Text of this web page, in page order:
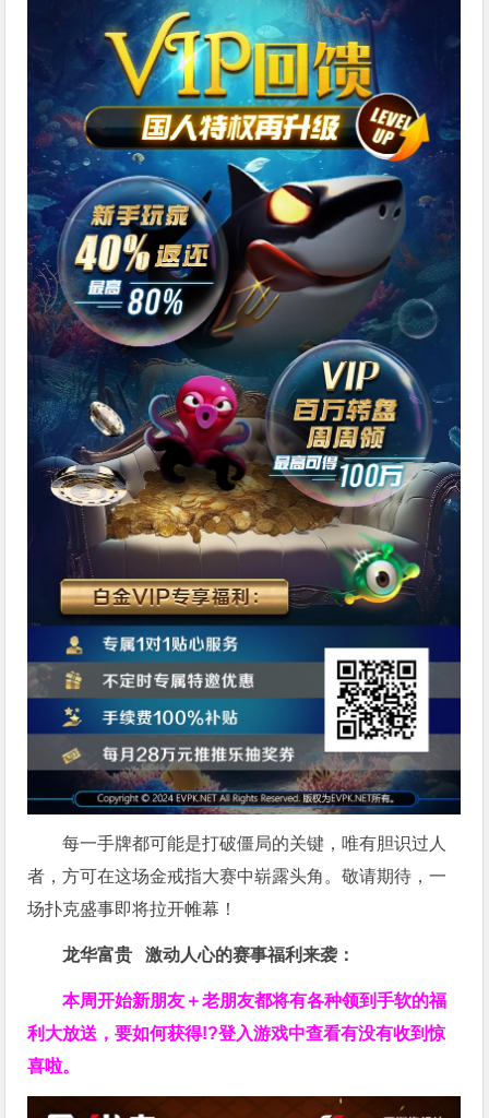
每一手牌都可能是打破僵局的关键，唯有胆识过人
者，方可在这场金戒指大赛中崭露头角。敬请期待，一
场扑克盛事即将拉开帷幕！
龙华富贵 激动人心的赛事福利来袭：
本周开始新朋友＋老朋友都将有各种领到手软的福
利大放送，要如何获得!?登入游戏中查看有没有收到惊
喜啦。